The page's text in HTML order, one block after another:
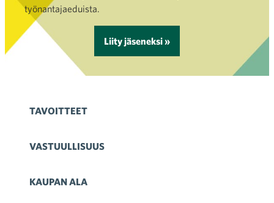
työnantajaeduista.
Liity jäseneksi »
TAVOITTEET
VASTUULLISUUS
KAUPAN ALA